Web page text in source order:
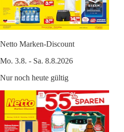
Netto Marken-Discount
Mo. 3.8. - Sa. 8.8.2026
Nur noch heute gültig